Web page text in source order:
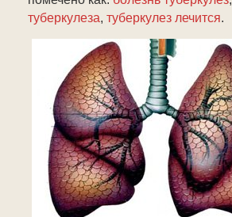
туберкулеза, туберкулез лечится.